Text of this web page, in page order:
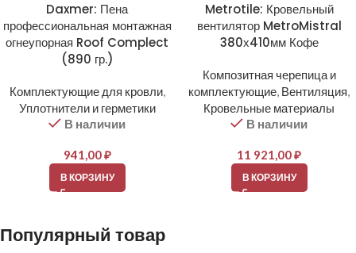
Daxmer: Пена
профессиональная монтажная
огнеупорная Roof Complect
(890 гр.)
Комплектующие для кровли,
Уплотнители и герметики
В наличии
941,00₽
В КОРЗИНУ
Metrotile: Кровельный
вентилятор MetroMistral
380х410мм Кофе
Композитная черепица и
комплектующие, Вентиляция,
Кровельные материалы
В наличии
11 921,00₽
В КОРЗИНУ
Популярный товар